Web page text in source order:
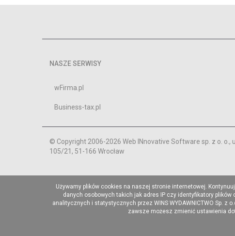
NASZE SERWISY
wFirma.pl
Business-tax.pl
© Copyright 2006-2026 Web INnovative Software sp. z o. o.,
105/21, 51-166 Wrocław
Używamy plików cookies na naszej stronie internetowej.
danych osobowych takich jak adres IP czy identyfikatory
analitycznych i statystycznych przez WINS WYDAWNICTWO Sp.
zawsze możesz zmienić ustawienia